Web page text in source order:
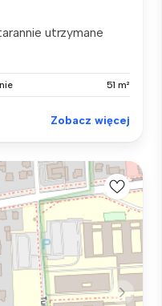
utrzymane
51 m²
Zobacz więcej